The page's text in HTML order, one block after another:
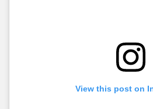
View this post on